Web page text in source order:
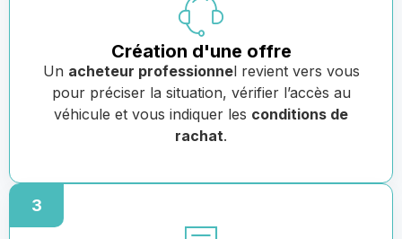
Création d'une offre
Un acheteur professionnel revient vers vous
pour préciser la situation, vérifier l’accès au
véhicule et vous indiquer les conditions de
rachat.
3